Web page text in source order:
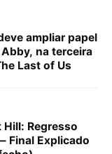
ampliar papel
na terceira
Last of Us
Hill: Regresso
Final Explicado